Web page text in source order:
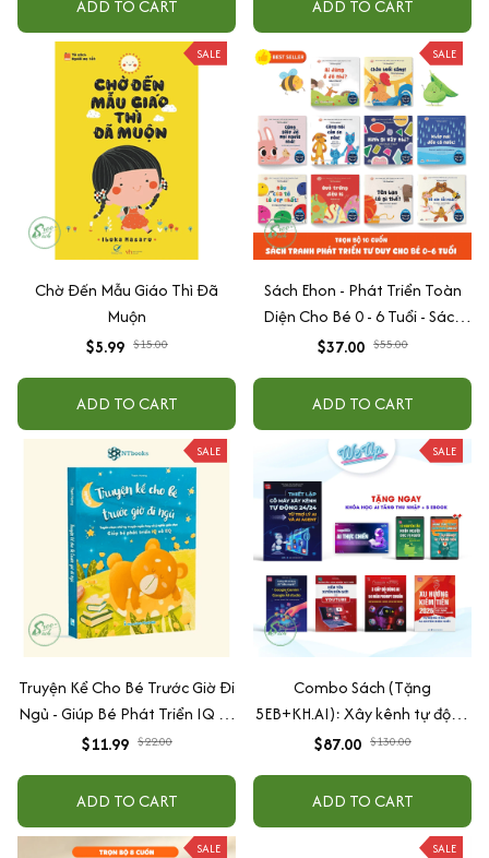
ADD TO CART ADD TO CART
SALE
Chờ Đến Mẫu Giáo Thì Đã
Muộn
$5.99 $15.00
ADD TO CART
SALE
Sách Ehon - Phát Triển Toàn
Diện Cho Bé 0 - 6 Tuổi - Sách
Song Ngữ Việt - Anh
$37.00 $55.00
ADD TO CART
SALE
Truyện Kể Cho Bé Trước Giờ Đi
Ngủ - Giúp Bé Phát Triển IQ Và
EQ
$11.99 $22.00
ADD TO CART
SALE
Combo Sách (Tặng
5EB+KH.AI): Xây kênh tự động
AI Agent + AI siêu mạnh + 3
+ Xu hướng
$87.00 $130.00
ADD TO CART
SALE SALE